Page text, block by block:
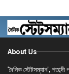
About Us
'দৈনিক স্টেটসম্যান',